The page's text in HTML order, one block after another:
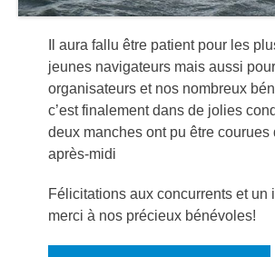
Il aura fallu être patient pour les
jeunes navigateurs mais aussi
organisateurs et nos nombreux
c’est finalement dans de jolies
deux manches ont pu être courues
après-midi
Félicitations aux concurrents et un
merci à nos précieux bénévoles!